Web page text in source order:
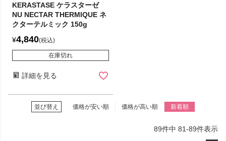
KERASTASE ケラスターゼ
NU NECTAR THERMIQUE ネ
クターテルミック 150g
¥4,840 税込
在庫切れ
詳細を見る
並び替え 価格が安い順 価格が高い順 新着順
89件中 81-89件表示